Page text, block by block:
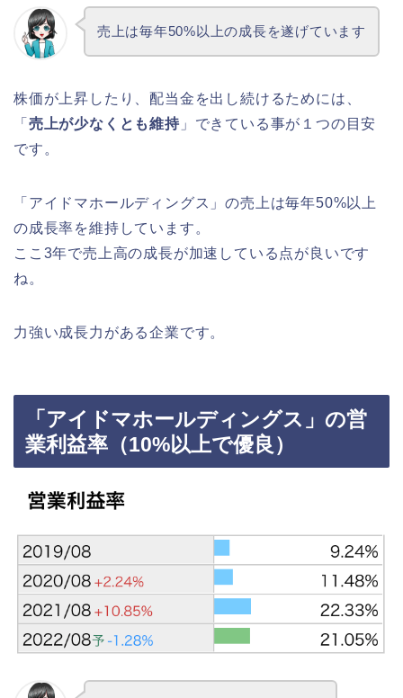
売上は毎年50%以上の成長を遂げています
株価が上昇したり、配当金を出し続けるためには、
「 売上が少なくとも維持」できている事が１つの目安
です。
「アイドマホールディングス」の売上は毎年50%以上
の成長率を維持しています。
ここ3年で売上高の成長が加速している点が良いです
ね。
力強い成長力がある企業です。
「アイドマホールディングス」の営
業利益率（10%以上で優良）